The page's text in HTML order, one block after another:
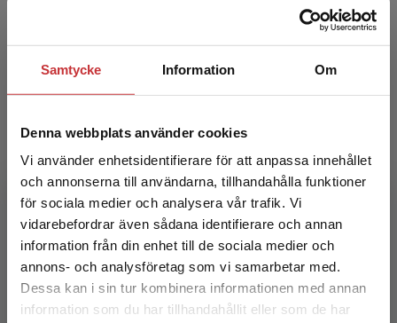
Samtycke Information Om
Denna webbplats använder cookies
Vi använder enhetsidentifierare för att anpassa innehållet
och annonserna till användarna, tillhandahålla funktioner
för sociala medier och analysera vår trafik. Vi
vidarebefordrar även sådana identifierare och annan
information från din enhet till de sociala medier och
annons- och analysföretag som vi samarbetar med.
Dessa kan i sin tur kombinera informationen med annan
information som du har tillhandahållit eller som de har
Begränsad fraktregion
Det verkar som att du besöker
Social hållbarhet
Ouis, Pernilla m.fl. (red.)
224 krinkl. moms